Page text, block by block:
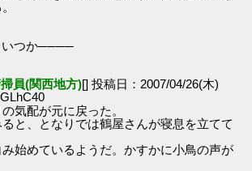
つか────
員(関西地方)[] 投稿日：2007/04/26(木)
気配が元に戻った。
と、となりでは鶴屋さんが寝息を立てて
始めているようだ。かすかに小鳥の声が